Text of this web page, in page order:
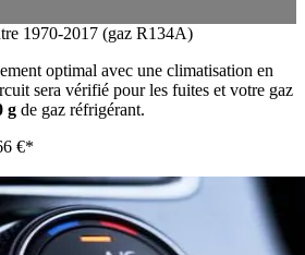
1970-2017 (gaz R134A)
optimal avec une climatisation en
sera vérifié pour les fuites et votre gaz
g de gaz réfrigérant.
€*